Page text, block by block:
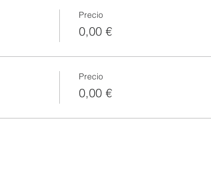
Precio
0,00 €
Precio
0,00 €